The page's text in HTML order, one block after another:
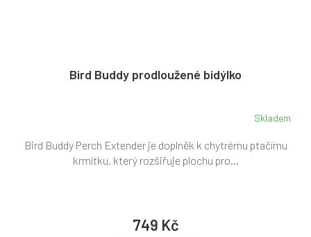
Bird Buddy prodloužené bidýlko
Skladem
749 Kč
Bird Buddy Perch Extender je doplněk k chytrému ptačímu
krmítku, který rozšiřuje plochu pro...